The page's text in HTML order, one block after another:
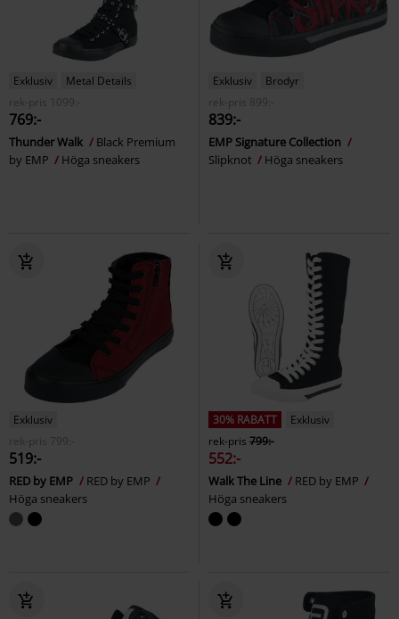
Exklusiv
Metal Details
rek-pris
1099:-
769:-
Thunder Walk
Black Premium
by EMP
Höga sneakers
Exklusiv
Brodyr
rek-pris
899:-
839:-
EMP Signature Collection
Slipknot
Höga sneakers
Exklusiv
rek-pris
799:-
519:-
RED by EMP
RED by EMP
Höga sneakers
30% RABATT
Exklusiv
rek-pris 799:-
552:-
Walk The Line
RED by EMP
Höga sneakers